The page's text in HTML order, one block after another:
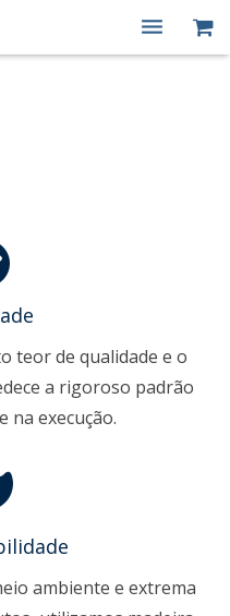
teor de qualidade e o
a rigoroso padrão
na execução.
ambiente e extrema